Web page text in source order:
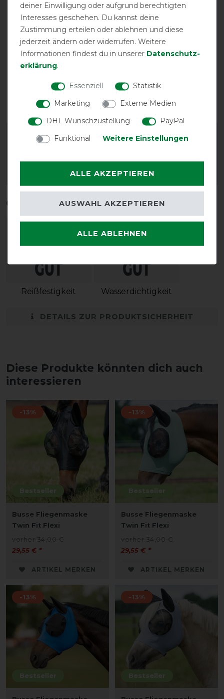
Geld-Zurück-Garantie
Herstellergarantie
Qualitätsstufen
Reißfestigkeit Wasserdichtigkeit
DETAILS ZUR PRODUKTSICHERHEIT
Diese Produkte könnten dich auch
interessieren
Bestseller
-13%
Busse Fliegenmaske
Twin Fit Flexi
vorher 34,00 €
29,55 € *
ARTIKEL MERKEN
Bestseller
-13%
Busse Fliegenmaske
Twin Fit Flexi
vorher 34,00 €
29,55 € *
ARTIKEL MERKEN
Bestseller
-13%
Bestseller
-13%
deiner Einwilligung oder aufgrund berechtigten
Interesses geschehen. Du kannst deine
Zustimmung erteilen oder ablehnen und diese
jederzeit ändern oder widerrufen. Weitere
Informationen findest du in unserer Daten­schutz­
erklärung.
Essenziell
Statistik
Marketing
Externe Medien
DHL Wunschzustellung
PayPal
Funktional
Weitere Einstellungen
ALLE AKZEPTIEREN
ALLE ABLEHNEN
AUSWAHL AKZEPTIEREN